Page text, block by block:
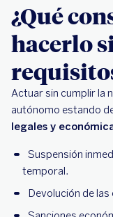
¿Qué
hacerlo
Actuar sin cumplir la
autónomo estando
legales y
Suspensión
temporal.
Devolución de